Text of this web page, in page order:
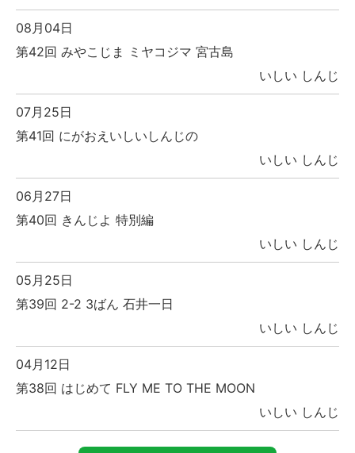
08月04日
第42回 みやこじま ミヤコジマ 宮古島
いしい しんじ
07月25日
第41回 にがおえいしいしんじの
いしい しんじ
06月27日
第40回 きんじよ 特別編
いしい しんじ
05月25日
第39回 2-2 3ばん 石井一日
いしい しんじ
04月12日
第38回 はじめて FLY ME TO THE MOON
いしい しんじ